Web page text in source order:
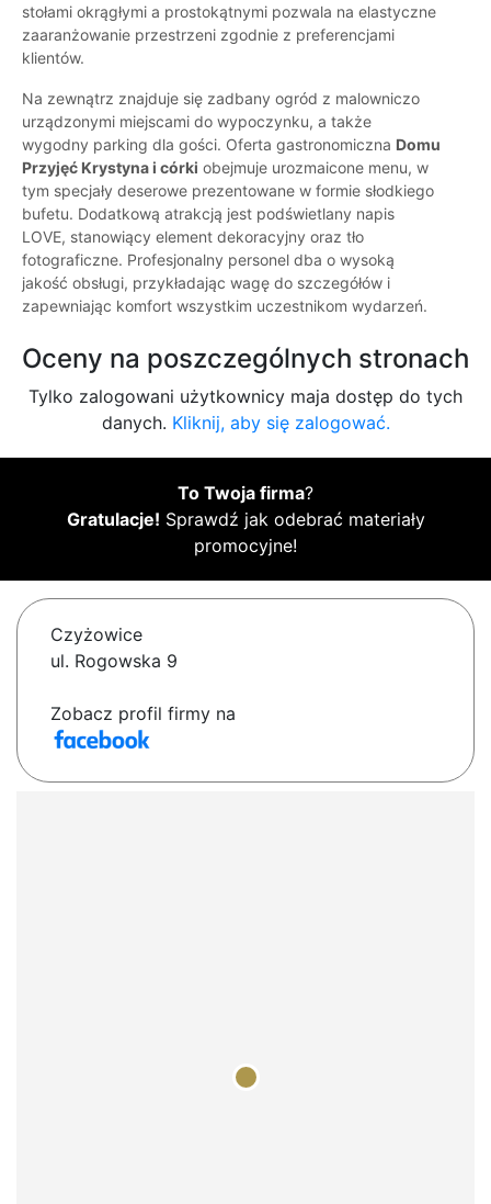
stołami okrągłymi a prostokątnymi pozwala na elastyczne
zaaranżowanie przestrzeni zgodnie z preferencjami
klientów.
Na zewnątrz znajduje się zadbany ogród z malowniczo
urządzonymi miejscami do wypoczynku, a także
wygodny parking dla gości. Oferta gastronomiczna Domu
Przyjęć Krystyna i córki obejmuje urozmaicone menu, w
tym specjały deserowe prezentowane w formie słodkiego
bufetu. Dodatkową atrakcją jest podświetlany napis
LOVE, stanowiący element dekoracyjny oraz tło
fotograficzne. Profesjonalny personel dba o wysoką
jakość obsługi, przykładając wagę do szczegółów i
zapewniając komfort wszystkim uczestnikom wydarzeń.
Oceny na poszczególnych stronach
Tylko zalogowani użytkownicy maja dostęp do tych
danych. Kliknij, aby się zalogować.
To Twoja firma?
Gratulacje! Sprawdź jak odebrać materiały
promocyjne!
Czyżowice
ul. Rogowska 9
Zobacz profil firmy na